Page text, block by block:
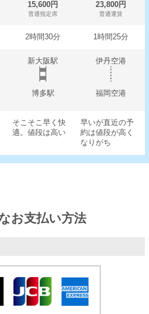
15,600円
普通指定席
23,800円
普通運賃
2時間30分 1時間25分
新大阪駅 伊丹空港
博多駅 福岡空港
そこそこ早く快
適。値段は高い
早いが直近の予
約は値段が高く
なりがち
お支払い方法